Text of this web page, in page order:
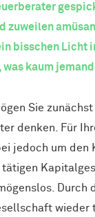
zuweilen
bisschen Licht
kaum
Sie zunächst
denken. Für
jedoch um den
Durch
wieder